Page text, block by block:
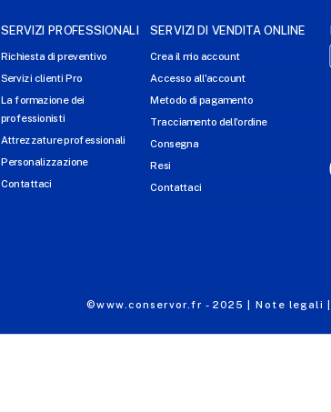
SERVIZI PROFESSIONALI
Richiesta di preventivo
Servizi clienti Pro
La formazione dei
professionisti
Attrezzature professionali
Personalizzazione
Contattaci
SERVIZI DI VENDITA ONLINE
Crea il mio account
Accesso all'account
Metodo di pagamento
Tracciamento dell'ordine
Consegna
Resi
Contattaci
©www.conservor.fr - 2025 | Note legali |